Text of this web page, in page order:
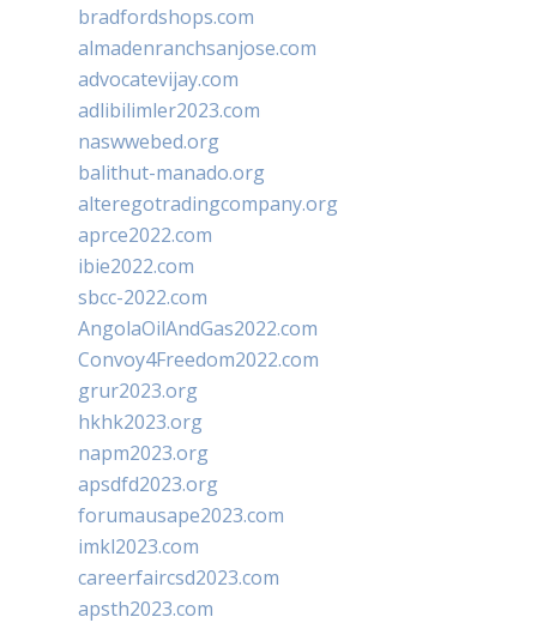
bradfordshops.com
almadenranchsanjose.com
advocatevijay.com
adlibilimler2023.com
naswwebed.org
balithut-manado.org
alteregotradingcompany.org
aprce2022.com
ibie2022.com
sbcc-2022.com
AngolaOilAndGas2022.com
Convoy4Freedom2022.com
grur2023.org
hkhk2023.org
napm2023.org
apsdfd2023.org
forumausape2023.com
imkl2023.com
careerfaircsd2023.com
apsth2023.com